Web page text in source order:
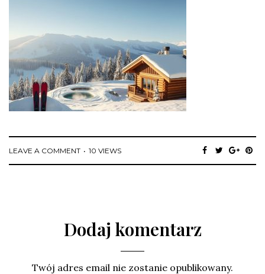
LEAVE A COMMENT 10 VIEWS
Dodaj komentarz
Twój adres email nie zostanie opublikowany.